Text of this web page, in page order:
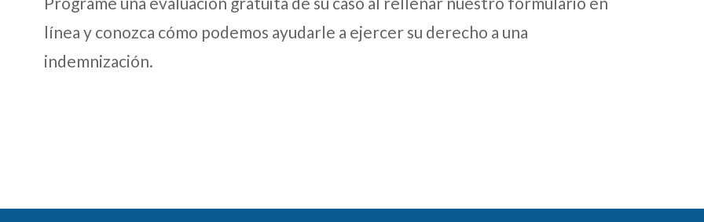
línea y conozca cómo podemos ayudarle a ejercer su derecho a una
indemnización.